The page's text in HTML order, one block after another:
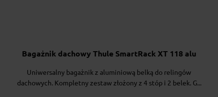
Bagażnik dachowy Thule SmartRack XT 118 alu
Uniwersalny bagażnik z aluminiową belką do relingów
dachowych. Kompletny zestaw złożony z 4 stóp i 2 belek. G...